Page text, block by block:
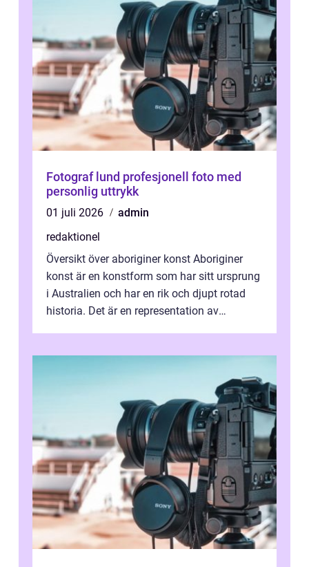
Fotograf lund profesjonell foto med
personlig uttrykk
01 juli 2026
admin
redaktionel
Översikt över aboriginer konst Aboriginer
konst är en konstform som har sitt ursprung
i Australien och har en rik och djupt rotad
historia. Det är en representation av